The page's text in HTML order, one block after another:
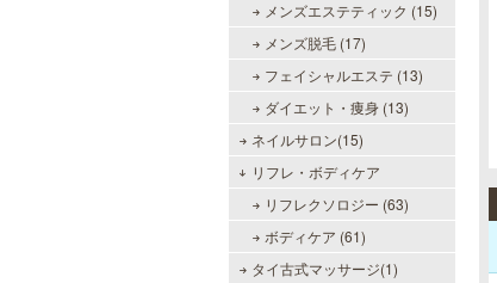
メンズエステティック (15)
メンズ脱毛 (17)
フェイシャルエステ (13)
ダイエット・痩身 (13)
ネイルサロン(15)
リフレ・ボディケア
リフレクソロジー (63)
ボディケア (61)
タイ古式マッサージ(1)